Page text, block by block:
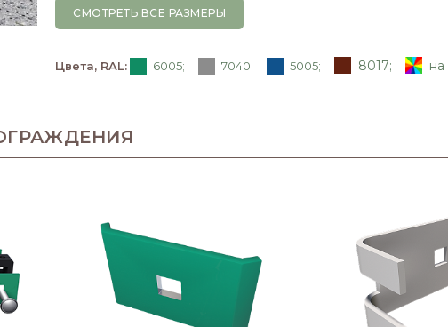
СМОТРЕТЬ ВСЕ РАЗМЕРЫ
Цвета, RAL: 6005; 7040; 5005; 8017;